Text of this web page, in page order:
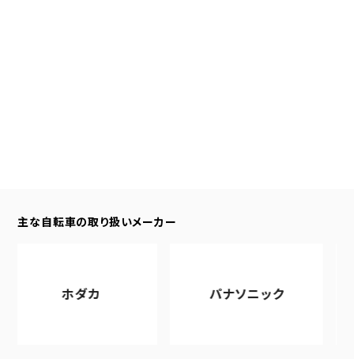
主な自転車の取り扱いメーカー
ホダカ パナソニック